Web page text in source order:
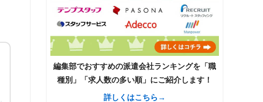
編集部でおすすめの派遣会社ランキングを「職
種別」「求人数の多い順」にご紹介します！
詳しくはこちら→